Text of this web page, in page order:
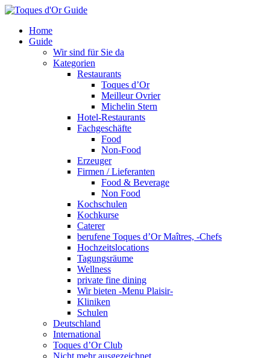
Home
Guide
Wir sind für Sie da
Kategorien
Restaurants
Toques d’Or
Meilleur Ovrier
Michelin Stern
Hotel-Restaurants
Fachgeschäfte
Food
Non-Food
Erzeuger
Firmen / Lieferanten
Food & Beverage
Non Food
Kochschulen
Kochkurse
Caterer
berufene Toques d’Or Maîtres, -Chefs
Hochzeitslocations
Tagungsräume
Wellness
private fine dining
Wir bieten -Menu Plaisir-
Kliniken
Schulen
Deutschland
International
Toques d’Or Club
Nicht mehr ausgezeichnet